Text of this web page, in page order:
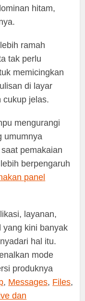
hitam,
ramah
tak perlu
memicingkan
di layar
cukup jelas.
mengurangi
umumnya
pemakaian
berpengaruh
panel
layanan,
yang kini banyak
hal itu.
mode
produknya
, Messages, Files,
dan